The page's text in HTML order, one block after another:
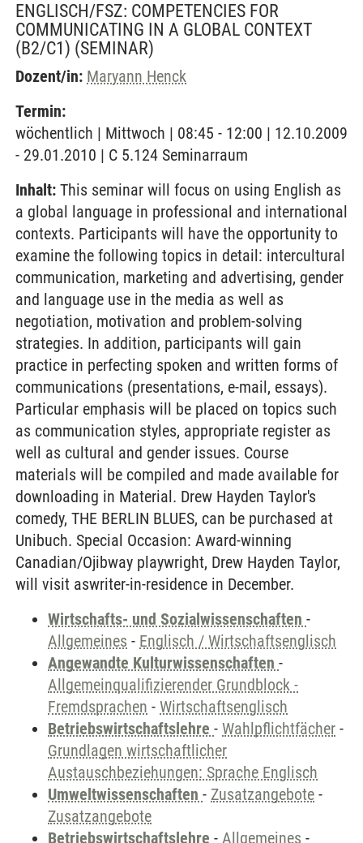
ENGLISCH/FSZ: COMPETENCIES FOR
COMMUNICATING IN A GLOBAL CONTEXT
(B2/C1) (SEMINAR)
Dozent/in: Maryann Henck
Termin:
wöchentlich | Mittwoch | 08:45 - 12:00 | 12.10.2009
- 29.01.2010 | C 5.124 Seminarraum
Inhalt: This seminar will focus on using English as
a global language in professional and international
contexts. Participants will have the opportunity to
examine the following topics in detail: intercultural
communication, marketing and advertising, gender
and language use in the media as well as
negotiation, motivation and problem-solving
strategies. In addition, participants will gain
practice in perfecting spoken and written forms of
communications (presentations, e-mail, essays).
Particular emphasis will be placed on topics such
as communication styles, appropriate register as
well as cultural and gender issues. Course
materials will be compiled and made available for
downloading in Material. Drew Hayden Taylor's
comedy, THE BERLIN BLUES, can be purchased at
Unibuch. Special Occasion: Award-winning
Canadian/Ojibway playwright, Drew Hayden Taylor,
will visit aswriter-in-residence in December.
Wirtschafts- und Sozialwissenschaften -
Allgemeines - Englisch / Wirtschaftsenglisch
Angewandte Kulturwissenschaften -
Allgemeinqualifizierender Grundblock -
Fremdsprachen - Wirtschaftsenglisch
Betriebswirtschaftslehre - Wahlpflichtfächer -
Grundlagen wirtschaftlicher
Austauschbeziehungen: Sprache Englisch
Umweltwissenschaften - Zusatzangebote -
Zusatzangebote
Betriebswirtschaftslehre - Allgemeines -